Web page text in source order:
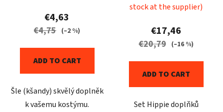
€4,63
€4,75 (–2 %)
ADD TO CART
Šle (kšandy) skvělý doplněk
k vašemu kostýmu.
stock at the supplier)
€17,46
€20,79 (–16 %)
ADD TO CART
Set Hippie doplňků